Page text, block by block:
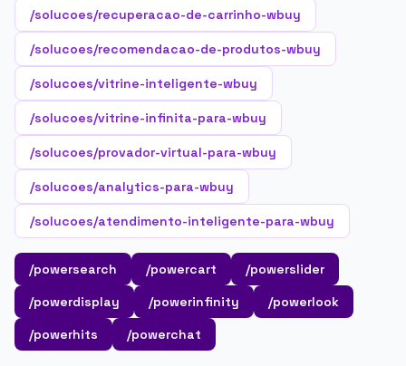
/solucoes/recuperacao-de-carrinho-wbuy
/solucoes/recomendacao-de-produtos-wbuy
/solucoes/vitrine-inteligente-wbuy
/solucoes/vitrine-infinita-para-wbuy
/solucoes/provador-virtual-para-wbuy
/solucoes/analytics-para-wbuy
/solucoes/atendimento-inteligente-para-wbuy
/powersearch /powercart
/powerslider
/powerdisplay
/powerinfinity
/powerlook
/powerhits
/powerchat